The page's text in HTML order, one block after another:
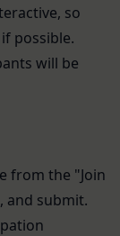
so
possible.
will be
from the "Join
and submit.
取得した
すること
し、適切
開示・提
用を行わ
翼団
ものを
資金提
、運営
を行っ
断した